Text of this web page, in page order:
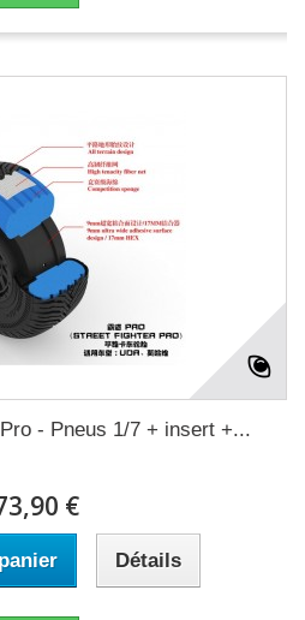
- Pneus 1/7 + insert +...
€
Détails